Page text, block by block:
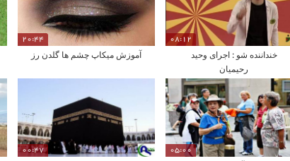
08:12
خنداننده شو : اجرای وحید
رحیمیان
20:44
آموزش میکاپ چشم ها گلدن رز
05:00
00:47